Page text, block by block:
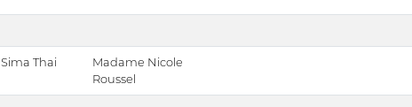
Sima Thai
Madame Nicole
Roussel